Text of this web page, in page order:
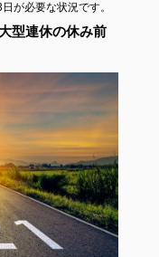
が必要な状況です。
型連休の休み前